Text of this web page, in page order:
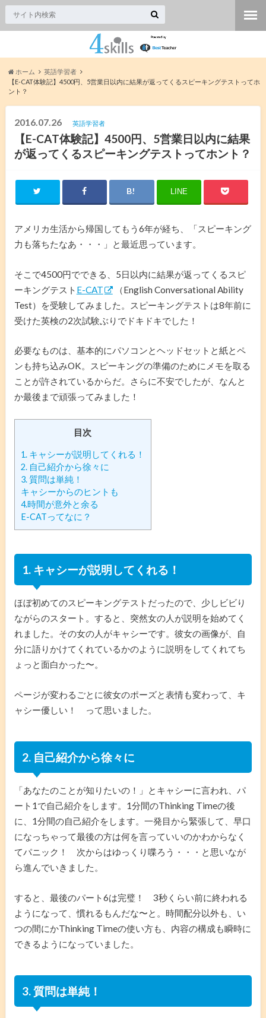
ホーム
英語学習者
【E-CAT体験記】4500円、5営業日以内に結果が返ってくるスピーキングテストってホ
ント？
2016.07.26 英語学習者
【E-CAT体験記】4500円、5営業日以内に結果
が返ってくるスピーキングテストってホント？
LINE
アメリカ生活から帰国してもう6年が経ち、「スピーキング
力も落ちたなあ・・・」と最近思っています。
そこで4500円でできる、5日以内に結果が返ってくるスピ
ーキングテスト E-CAT
（English Conversational Ability
Test）を受験してみました。スピーキングテストは8年前に
受けた英検の2次試験ぶりでドキドキでした！
必要なものは、基本的にパソコンとヘッドセットと紙とペ
ンも持ち込みOK。スピーキングの準備のためにメモを取る
ことが許されているからだ。さらに不安でしたが、なんと
か最後まで頑張ってみました！
目次
1. キャシーが説明してくれる！
2. 自己紹介から徐々に
3. 質問は単純！
キャシーからのヒントも
4.時間が意外と余る
E-CATってなに？
1. キャシーが説明してくれる！
ほぼ初めてのスピーキングテストだったので、少しビビり
ながらのスタート。すると、突然女の人が説明を始めてく
れました。その女の人がキャシーです。彼女の画像が、自
分に語りかけてくれているかのように説明をしてくれてち
ょっと面白かった〜。
ページが変わるごとに彼女のポーズと表情も変わって、キ
ャシー優しい！ って思いました。
2. 自己紹介から徐々に
「あなたのことが知りたいの！」とキャシーに言われ、パ
ート1で自己紹介をします。1分間のThinking Timeの後
に、1分間の自己紹介をします。一発目から緊張して、早口
になっちゃって最後の方は何を言っていいのかわからなく
てパニック！ 次からはゆっくり喋ろう・・・と思いなが
ら進んでいきました。
すると、最後のパート6は完璧！ 3秒くらい前に終われる
ようになって、慣れるもんだな〜と。時間配分以外も、い
つの間にかThinking Timeの使い方も、内容の構成も瞬時に
できるようになっていました。
3. 質問は単純！